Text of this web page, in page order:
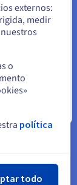
ahora
externos:
medir
o
política
todo